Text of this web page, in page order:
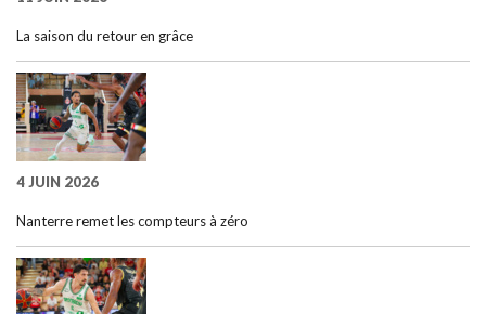
La saison du retour en grâce
4 JUIN 2026
Nanterre remet les compteurs à zéro